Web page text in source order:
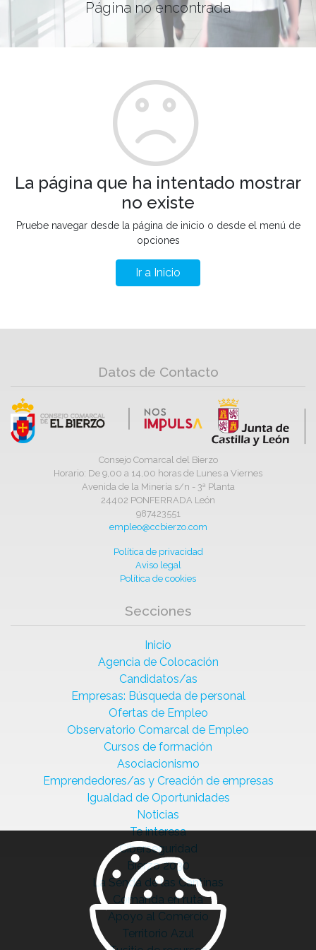
Página no encontrada
La página que ha intentado mostrar
no existe
Pruebe navegar desde la página de inicio o desde el menú de
opciones
Ir a Inicio
Datos de Contacto
Consejo Comarcal del Bierzo
Horario: De 9,00 a 14,00 horas de Lunes a Viernes
Avenida de la Minería s/n - 3ª Planta
24402 PONFERRADA León
987423551
empleo@ccbierzo.com
Política de privacidad
Aviso legal
Política de cookies
Secciones
Inicio
Agencia de Colocación
Candidatos/as
Empresas: Búsqueda de personal
Ofertas de Empleo
Observatorio Comarcal de Empleo
Cursos de formación
Asociacionismo
Emprendedores/as y Creación de empresas
Igualdad de Oportunidades
Noticias
Te interesa
Ciberseguridad
Bierzo 2030
La Senda de las Cantinas
Comanda en ruta
Apoyo al Comercio
Territorio Azul